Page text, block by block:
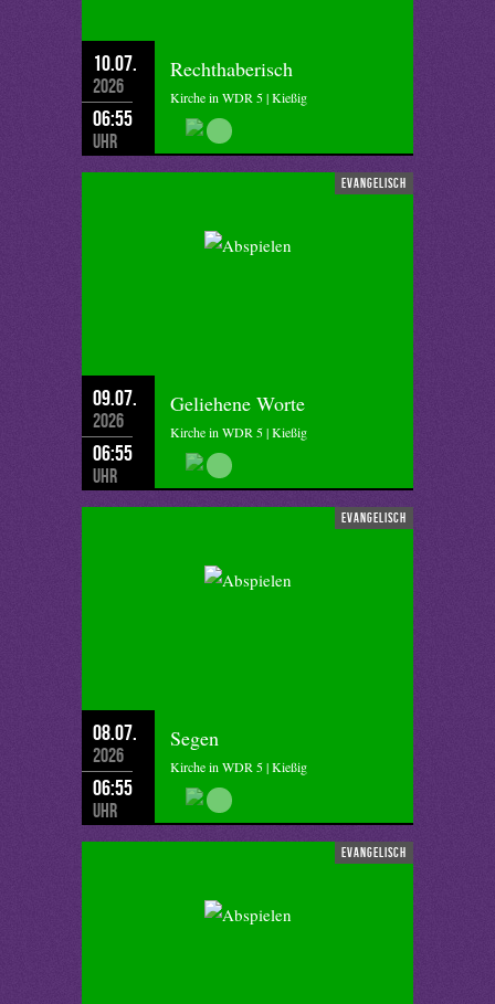
10.07.
2026
06:55
Uhr
Rechthaberisch
Kirche in WDR 5 | Kießig
evangelisch
09.07.
2026
06:55
Uhr
Geliehene Worte
Kirche in WDR 5 | Kießig
evangelisch
08.07.
2026
06:55
Uhr
Segen
Kirche in WDR 5 | Kießig
evangelisch